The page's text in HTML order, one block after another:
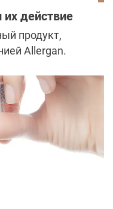
их действие
продукт,
Allergan.
уже стало
все
коррекции
и лечения
их работы
на
и
у каждого
и нюансы